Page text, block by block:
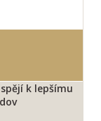
k lepšímu